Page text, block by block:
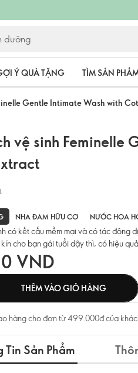
Ý QUÀ TẶNG TÌM SẢN
Gentle Intimate Wash with
vệ sinh Feminelle
NHA ĐAM HỮU CƠ NƯỚC HOA
có kết cấu mềm mại và có tác động
cho bạn gái tuổi dậy thì, có hiệu
VND
THÊM VÀO GIỎ HÀNG
hàng cho đơn từ 499.000đ của
Tin Sản Phẩm